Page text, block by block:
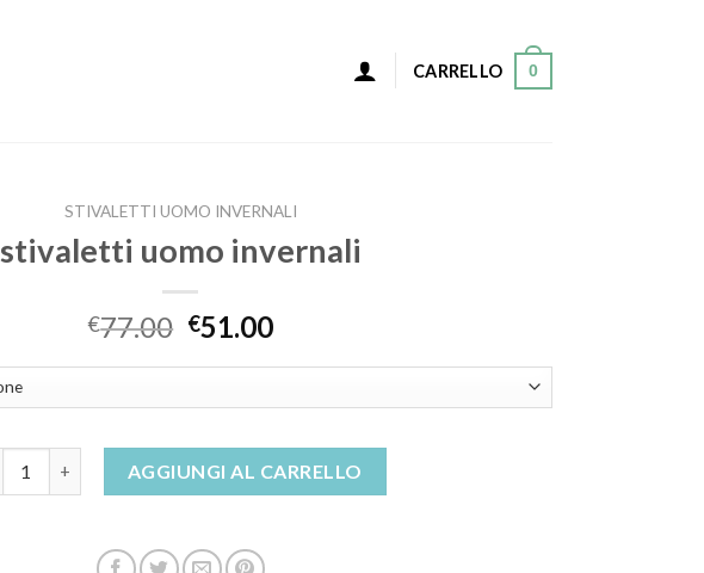
CARRELLO 0
STIVALETTI UOMO INVERNALI
stivaletti uomo invernali
€77.00 €51.00
AGGIUNGI AL CARRELLO